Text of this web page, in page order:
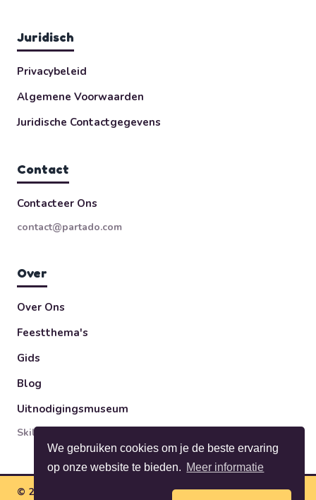
We gebruiken cookies om je de beste ervaring
op onze website te bieden. Meer informatie
Juridisch
Privacybeleid
Algemene Voorwaarden
Juridische Contactgegevens
Contact
Contacteer Ons
contact@partado.com
Over
Over Ons
Feestthema's
Gids
Blog
Uitnodigingsmuseum
Skileo ltd — Sofia, Bulgaria
© 2026 Partodo — Verjaardagsplanning Eenvoudig